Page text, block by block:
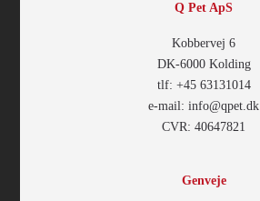
Q Pet ApS
Kobbervej 6
DK-6000 Kolding
tlf: +45 63131014
e-mail: info@qpet.dk
CVR: 40647821
Genveje